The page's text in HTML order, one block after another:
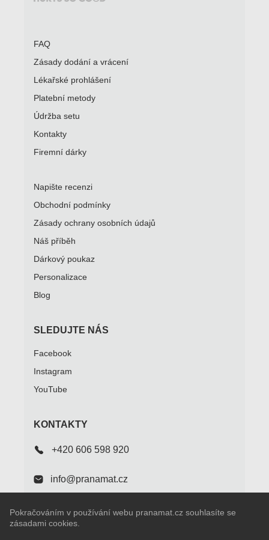
FAQ
Zásady dodání a vrácení
Lékařské prohlášení
Platební metody
Údržba setu
Kontakty
Firemní dárky
Napište recenzi
Obchodní podmínky
Zásady ochrany osobních údajů
Náš příběh
Dárkový poukaz
Personalizace
Blog
SLEDUJTE NÁS
Facebook
Instagram
YouTube
KONTAKTY
+420 606 598 920
info@pranamat.cz
Pokračováním v používání webu pranamat.cz souhlasíte se
zásadami cookies.